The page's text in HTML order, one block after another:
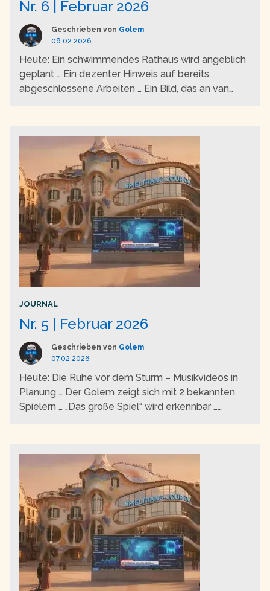
Nr. 6 | Februar 2026
Geschrieben von Golem
08.02.2026
Heute: Ein schwimmendes Rathaus wird angeblich
geplant … Ein dezenter Hinweis auf bereits
abgeschlossene Arbeiten … Ein Bild, das an van
JOURNAL
Nr. 5 | Februar 2026
Geschrieben von Golem
07.02.2026
Heute: Die Ruhe vor dem Sturm – Musikvideos in
Planung … Der Golem zeigt sich mit 2 bekannten
Spielern … „Das große Spiel“ wird erkennbar …